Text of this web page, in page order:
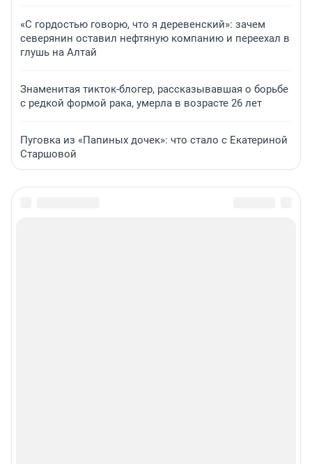
«С гордостью говорю, что я деревенский»: зачем
северянин оставил нефтяную компанию и переехал в
глушь на Алтай
Знаменитая тикток-блогер, рассказывавшая о борьбе
с редкой формой рака, умерла в возрасте 26 лет
Пуговка из «Папиных дочек»: что стало с Екатериной
Старшовой